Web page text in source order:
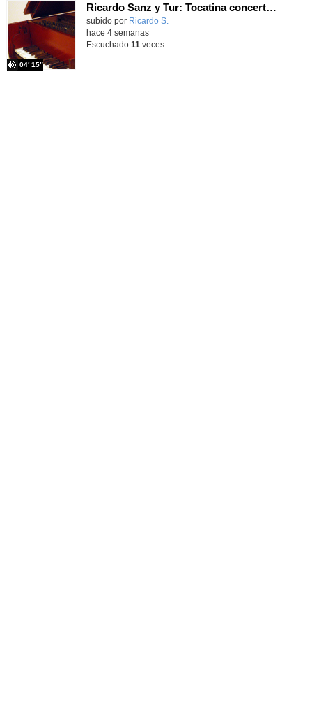
Ricardo Sanz y Tur: Tocatina concertante al aire español
subido por Ricardo S.
04′ 15″
hace 4 semanas
Escuchado 11 veces